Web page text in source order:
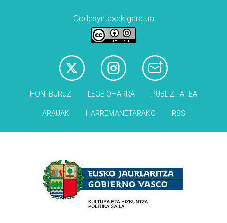
Codesyntaxek garatua
HONI BURUZ LEGE OHARRA PUBLIZITATEA
ARAUAK HARREMANETARAKO RSS